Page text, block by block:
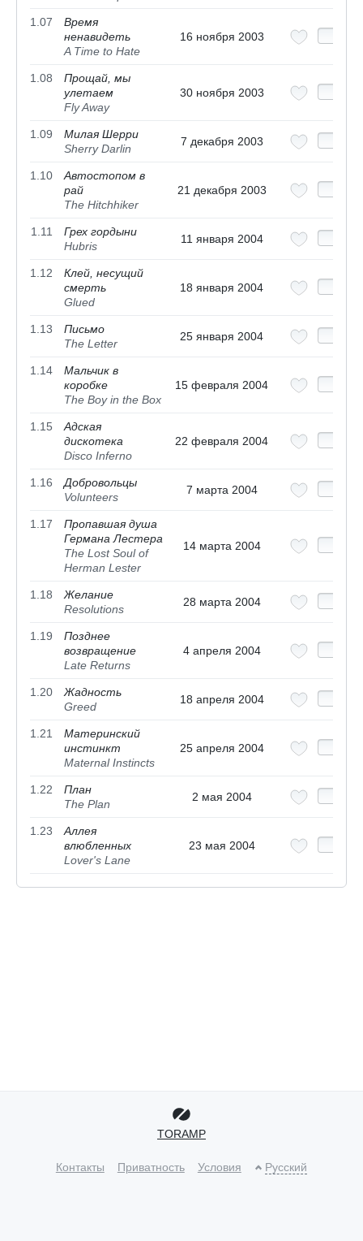
1.07
Время
ненавидеть
A Time to Hate
16 ноября 2003
1.08
Прощай, мы
улетаем
Fly Away
30 ноября 2003
1.09
Милая Шерри
Sherry Darlin
7 декабря 2003
1.10
Автостопом в
рай
The Hitchhiker
21 декабря 2003
1.11
Грех гордыни
Hubris
11 января 2004
1.12
Клей, несущий
смерть
Glued
18 января 2004
1.13
Письмо
The Letter
25 января 2004
1.14
Мальчик в
коробке
The Boy in the Box
15 февраля 2004
1.15
Адская
дискотека
Disco Inferno
22 февраля 2004
1.16
Добровольцы
Volunteers
7 марта 2004
1.17
Пропавшая душа
Германа Лестера
The Lost Soul of
Herman Lester
14 марта 2004
1.18
Желание
Resolutions
28 марта 2004
1.19
Позднее
возвращение
Late Returns
4 апреля 2004
1.20
Жадность
Greed
18 апреля 2004
1.21
Материнский
инстинкт
Maternal Instincts
25 апреля 2004
1.22
План
The Plan
2 мая 2004
1.23
Аллея
влюбленных
Lover's Lane
23 мая 2004
TORAMP
Контакты Приватность Условия Русский